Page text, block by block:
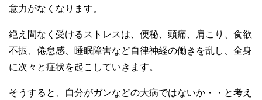
意力がなくなります。
絶え間なく受けるストレスは、便秘、頭痛、肩こり、食欲
不振、倦怠感、睡眠障害など自律神経の働きを乱し、全身
に次々と症状を起こしていきます。
そうすると、自分がガンなどの大病ではないか・・と考え